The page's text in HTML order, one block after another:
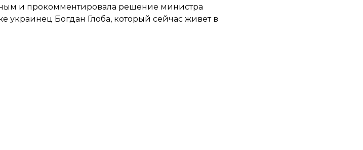
и прокомментировала решение министра
Богдан Глоба, который сейчас живет в